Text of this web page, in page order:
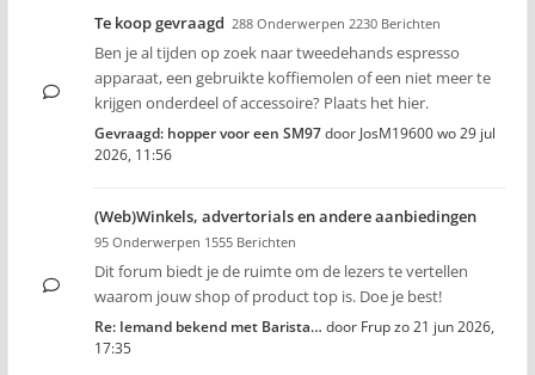
Te koop gevraagd 288 Onderwerpen 2230 Berichten
Ben je al tijden op zoek naar tweedehands espresso
apparaat, een gebruikte koffiemolen of een niet meer te
krijgen onderdeel of accessoire? Plaats het hier.
Gevraagd: hopper voor een SM97door JosM19600wo 29 jul
2026, 11:56
(Web)Winkels, advertorials en andere aanbiedingen
95 Onderwerpen 1555 Berichten
Dit forum biedt je de ruimte om de lezers te vertellen
waarom jouw shop of product top is. Doe je best!
Re: Iemand bekend met Barista… door Frupzo 21 jun 2026,
17:35